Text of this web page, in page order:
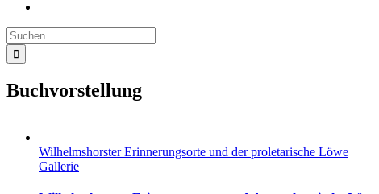
Suche
nach:
Buchvorstellung
Wilhelmshorster Erinnerungsorte und der proletarische Löwe
Gallerie